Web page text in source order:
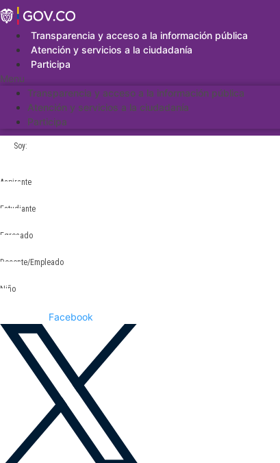
Saltar
al
contenidoTransparencia y acceso a la información pública
Atención y servicios a la ciudadanía
Participa
Menu
Transparencia y acceso a la información pública
Atención y servicios a la ciudadanía
Participa
Soy:
Aspirante
Estudiante
Egresado
Docente/Empleado
Niño
Facebook